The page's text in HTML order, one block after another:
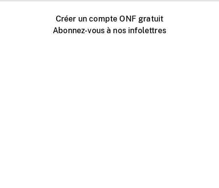
Créer un compte ONF gratuit
Abonnez-vous à nos infolettres